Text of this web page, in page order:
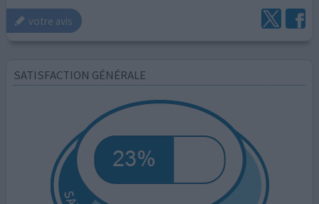
votre avis
SATISFACTION GÉNÉRALE